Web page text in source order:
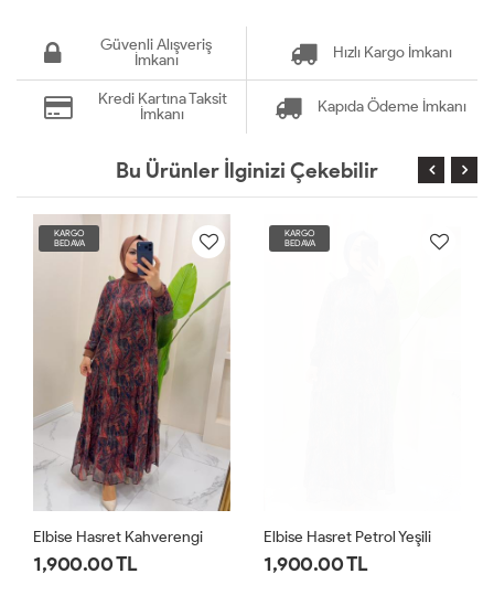
Güvenli Alışveriş
İmkanı
Hızlı Kargo İmkanı
Kredi Kartına Taksit
İmkanı
Kapıda Ödeme İmkanı
Bu Ürünler İlginizi Çekebilir
KARGO
BEDAVA
Elbise Hasret Kahverengi
1,900.00 TL
KARGO
BEDAVA
Elbise Hasret Petrol Yeşili
1,900.00 TL